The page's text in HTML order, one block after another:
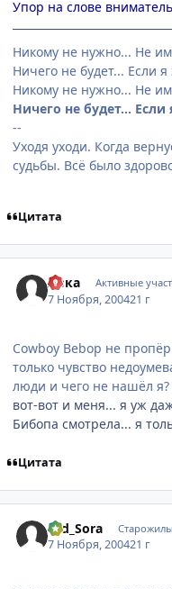
Упор на слове
Никому не нужно... Не
Ничего не будет... Если я
Никому не нужно... Не
Ничего не будет... Если
--
Уходя уходи. Когда
судьбы. Всё было
Цитата
Авка Активные
7 Ноября, 200421 г
Cowboy Bebop не
только чувство
люди и чего не нашёл я?
вот-вот и меня... я уж
Бибопа смотрела... я
Цитата
Old_Sora Старожилы
7 Ноября, 200421 г